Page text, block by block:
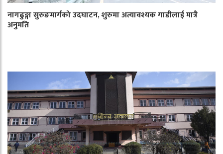
नागढुङ्गा सुरुङमार्गको उदघाटन, शुरुमा अत्यावश्यक गाडीलाई मात्रै
अनुमति